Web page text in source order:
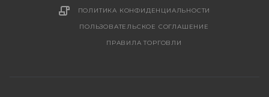
ПОЛИТИКА КОНФИДЕНЦИАЛЬНОСТИ
ПОЛЬЗОВАТЕЛЬСКОЕ СОГЛАШЕНИЕ
ПРАВИЛА ТОРГОВЛИ